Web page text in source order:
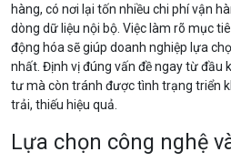
hàng, có nơi lại tốn nhiều chi phí vận
dòng dữ liệu nội bộ. Việc làm rõ mục
động hóa sẽ giúp doanh nghiệp lựa
nhất. Định vị đúng vấn đề ngay từ đầu
tư mà còn tránh được tình trạng triển
trải, thiếu hiệu quả.
Lựa chọn công nghệ